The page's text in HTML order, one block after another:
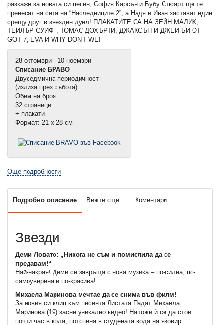
разкаже за новата си песен, София Карсън и Бубу Стюарт ще те
пренесат на сета на “Наследниците 2”, а Надя и Иван застават един
срещу друг в звезден дуел! ПЛАКАТИТЕ СА НА ЗЕЙН МАЛИК,
ТЕЙЛЪР СУИФТ, ТОМАС ДОХЪРТИ, ДЖАКСЪН И ДЖЕЙ БИ ОТ
GOT 7, EVA И WHY DON'T WE!
28 октомври - 10 ноември
Списание БРАВО
Двуседмична периодичност
(излиза през събота)
Обем на броя:
32 страници
+ плакати
Формат: 21 х 28 см
Още подробности
Подробно описание Вижте още... Коментари
Звезди
Деми Ловато: „Никога не съм и помислила да се
предавам!“
Най-накрая! Деми се завръща с нова музика – по-силна, по-
самоуверена и по-красива!
Михаела Маринова мечтае да се снима във филм!
За новия си клип към песента Листата Падат Михаела
Маринова (19) засне уникално видео! Наложи й се да стои
почти час в кола, потопена в студената вода на язовир